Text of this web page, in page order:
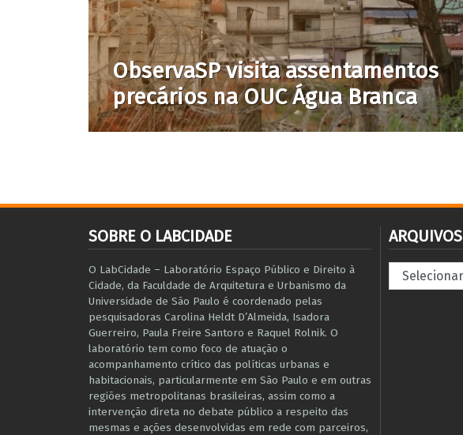
ObservaSP visita assentamentos
precários na OUC Água Branca
SOBRE O LABCIDADE
O LabCidade – Laboratório Espaço Público e Direito à
Cidade, da Faculdade de Arquitetura e Urbanismo da
Universidade de São Paulo é coordenado pelas
pesquisadoras Carolina Heldt D’Almeida, Isadora
Guerreiro, Paula Freire Santoro e Raquel Rolnik. O
laboratório tem como foco de atuação o
acompanhamento crítico das políticas urbanas e
habitacionais, particularmente em São Paulo e ​em outras
regiões metropolitanas brasileiras, assim como a
intervenção direta no debate público a respeito das
mesmas e ações desenvolvidas em r​e​de com parceiros,
ARQUIVOS
Arquivos